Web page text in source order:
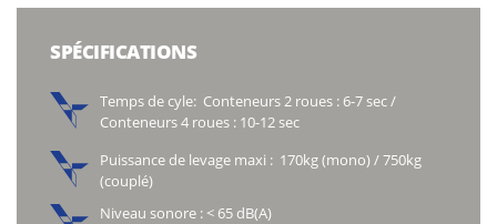
SPÉCIFICATIONS
Temps de cyle: Conteneurs 2 roues : 6-7 sec /
Conteneurs 4 roues : 10-12 sec
Puissance de levage maxi : 170kg (mono) / 750kg
(couplé)
Niveau sonore : < 65 dB(A)